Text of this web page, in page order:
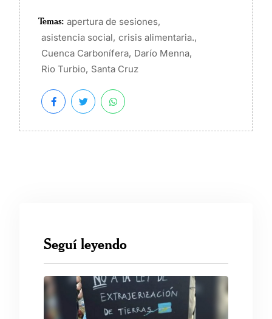
Temas: apertura de sesiones,
asistencia social, crisis alimentaria.,
Cuenca Carbonífera, Darío Menna,
Rio Turbio, Santa Cruz
Seguí leyendo